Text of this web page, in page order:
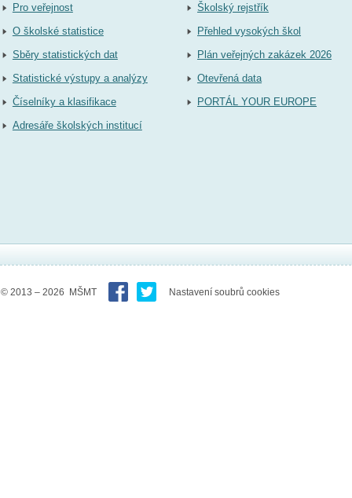
Pro veřejnost
O školské statistice
Sběry statistických dat
Statistické výstupy a analýzy
Číselníky a klasifikace
Adresáře školských institucí
Školský rejstřík
Přehled vysokých škol
Plán veřejných zakázek 2026
Otevřená data
PORTÁL YOUR EUROPE
© 2013 – 2026 MŠMT Nastavení soubrů cookies